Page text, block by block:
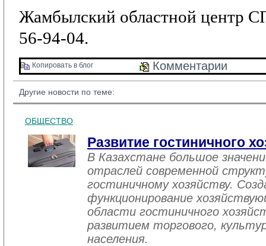
Жамбылский областной центр
56-94-04.
Копировать в блог Комментарии
Другие новости по теме:
ОБЩЕСТВО
Развитие гостиничного
В Казахстане большое
отраслей современной
гостиничному хозяйству.
функционирование
области гостиничного
развитием торгового,
населения.